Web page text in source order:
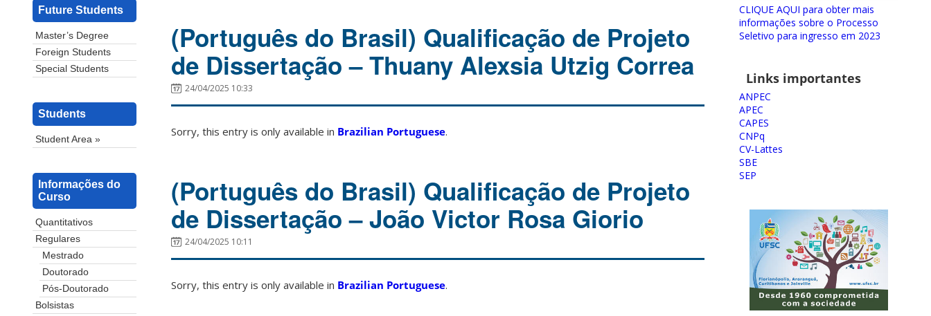
Future Students
Master’s Degree
Foreign Students
Special Students
Students
Student Area »
Informações do
Curso
Quantitativos
Regulares
Mestrado
Doutorado
Pós-Doutorado
Bolsistas
(Português do Brasil) Qualificação de Projeto
de Dissertação – Thuany Alexsia Utzig Correa
24/04/2025 10:33
Sorry, this entry is only available in Brazilian Portuguese.
(Português do Brasil) Qualificação de Projeto
de Dissertação – João Victor Rosa Giorio
24/04/2025 10:11
Sorry, this entry is only available in Brazilian Portuguese.
CLIQUE AQUI para obter mais
informações sobre o Processo
Seletivo para ingresso em 2023
Links importantes
ANPEC
APEC
CAPES
CNPq
CV-Lattes
SBE
SEP